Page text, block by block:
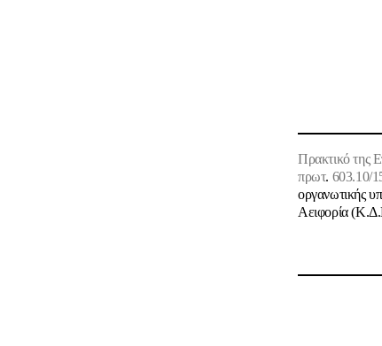
Πρακτικότης
πρωτ. 603.10/
οργανωτικής
Αειφορία